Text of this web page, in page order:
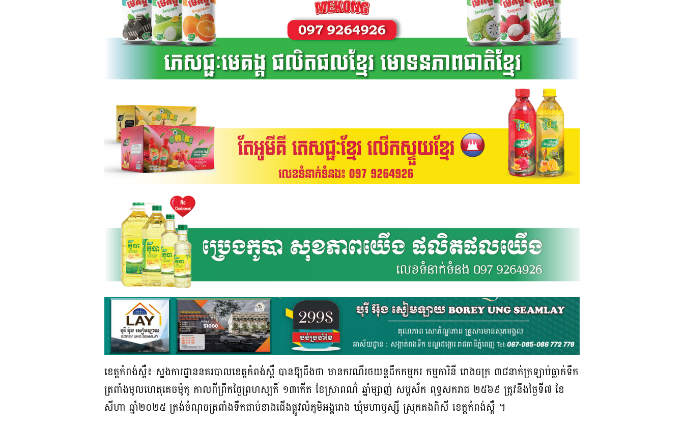
ខេត្តកំពង់ស្ពឺ៖ ស្នងការដ្ឋាននគរបាលខេត្តកំពង់ស្ពឺ បានឱ្យដឹងថា មានករណីរថយន្តដឹកកម្មករ កម្មការិនី រោងចក្រ ៣៨នាក់ក្រឡាប់ធ្លាក់ទឹក
ត្រពាំងមូលហេតុគេចម៉ូតូ កាលពីព្រឹកថ្ងៃព្រហស្បតិ៍ ១៣កើត ខែស្រាពណ៌ ឆ្នាំម្សាញ់ សប្តស័ក ពុទ្ធសករាជ ២៥៦៩ ត្រូវនឹងថ្ងៃទី៧ ខែ
សីហា ឆ្នាំ២០២៥ ត្រង់ចំណុចត្រពាំងទឹកជាប់ខាងជើងផ្លូវលំភូមិអង្គរោង ឃុំមហាឫស្សី ស្រុកគងពិសី ខេត្តកំពង់ស្ពឺ ។